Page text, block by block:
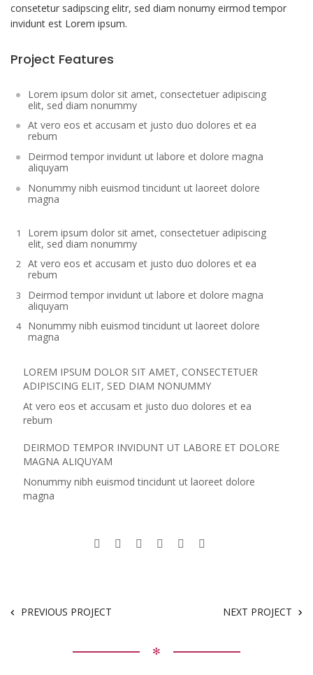
consetetur sadipscing elitr, sed diam nonumy eirmod tempor
invidunt est Lorem ipsum.
Project Features
Lorem ipsum dolor sit amet, consectetuer adipiscing
elit, sed diam nonummy
At vero eos et accusam et justo duo dolores et ea
rebum
Deirmod tempor invidunt ut labore et dolore magna
aliquyam
Nonummy nibh euismod tincidunt ut laoreet dolore
magna
Lorem ipsum dolor sit amet, consectetuer adipiscing
elit, sed diam nonummy
At vero eos et accusam et justo duo dolores et ea
rebum
Deirmod tempor invidunt ut labore et dolore magna
aliquyam
Nonummy nibh euismod tincidunt ut laoreet dolore
magna
LOREM IPSUM DOLOR SIT AMET, CONSECTETUER
ADIPISCING ELIT, SED DIAM NONUMMY
At vero eos et accusam et justo duo dolores et ea
rebum
DEIRMOD TEMPOR INVIDUNT UT LABORE ET DOLORE
MAGNA ALIQUYAM
Nonummy nibh euismod tincidunt ut laoreet dolore
magna
PREVIOUS PROJECT NEXT PROJECT
✻